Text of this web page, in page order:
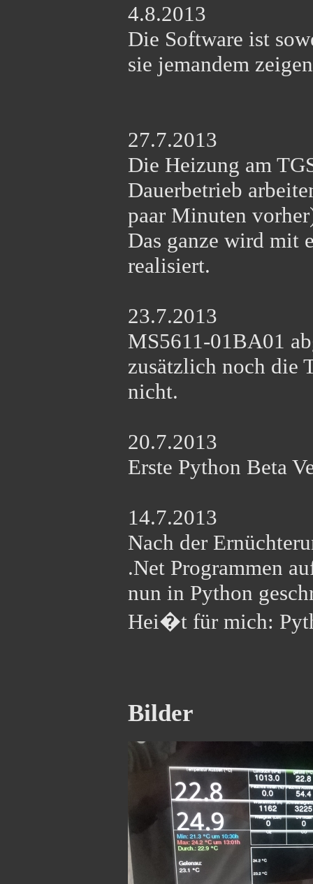
4.8.2013
Die Software ist
sie jemandem
27.7.2013
Die Heizung am
Dauerbetrieb
paar Minuten
Das ganze wird mit
realisiert.
23.7.2013
MS5611-01BA01
zusätzlich noch die
nicht.
20.7.2013
Erste Python Beta
14.7.2013
Nach der
.Net Programmen
nun in Python
Hei�t für mich:
Bilder